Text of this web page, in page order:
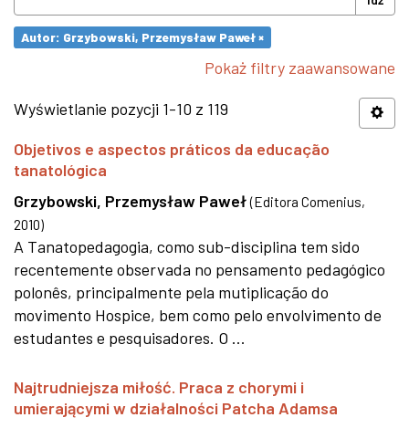
Autor: Grzybowski, Przemysław Paweł ×
Pokaż filtry zaawansowane
Wyświetlanie pozycji 1-10 z 119
Objetivos e aspectos práticos da educação
tanatológica
Grzybowski, Przemysław Paweł (Editora Comenius,
2010)
A Tanatopedagogia, como sub-disciplina tem sido
recentemente observada no pensamento pedagógico
polonês, principalmente pela mutiplicação do
movimento Hospice, bem como pelo envolvimento de
estudantes e pesquisadores. O ...
Najtrudniejsza miłość. Praca z chorymi i
umierającymi w działalności Patcha Adamsa